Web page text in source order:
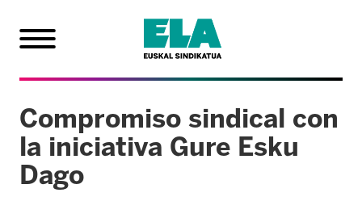
Compromiso sindical con
la iniciativa Gure Esku
Dago